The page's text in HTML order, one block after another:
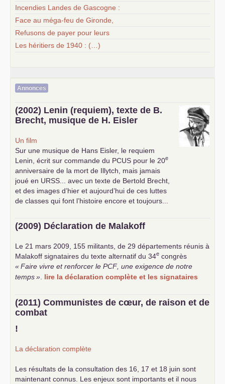
Incendies Landes de Gascogne :
Face au méga-feu de Gironde,
Refusons de payer pour leurs
Les héritiers de 1940 : (…)
Annonces
(2002) Lenin (requiem), texte de B.
Brecht, musique de H. Eisler
Un film
Sur une musique de Hans Eisler, le requiem
Lenin, écrit sur commande du PCUS pour le 20e
anniversaire de la mort de Illytch, mais jamais
joué en URSS ... avec un texte de Bertold Brecht,
et des images d’hier et aujourd’hui de ces luttes
de classes qui font l’histoire encore et toujours...
(2009) Déclaration de Malakoff
Le 21 mars 2009, 155 militants, de 29 départements réunis à
Malakoff signataires du texte alternatif du 34e congrès
«Faire vivre et renforcer le PCF , une exigence de notre
temps» lire la déclaration complète et les signataires
(2011) Communistes de cœur, de raison et de
combat
!
La déclaration complète
Les résultats de la consultation des 16, 17 et 18 juin sont
maintenant connus. Les enjeux sont importants et il nous